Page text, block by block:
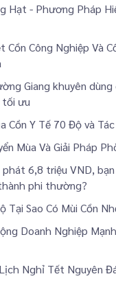
Hạt - Phương Pháp
Cồn Công Nghiệp Và
Giang khuyên
tối ưu
Cồn Y Tế 70 Độ và
Mùa Và Giải Pháp
6,8 triệu VND,
phi thường?
Tại Sao Có Mùi Cồn
Doanh Nghiệp
Nghỉ Tết Nguyên